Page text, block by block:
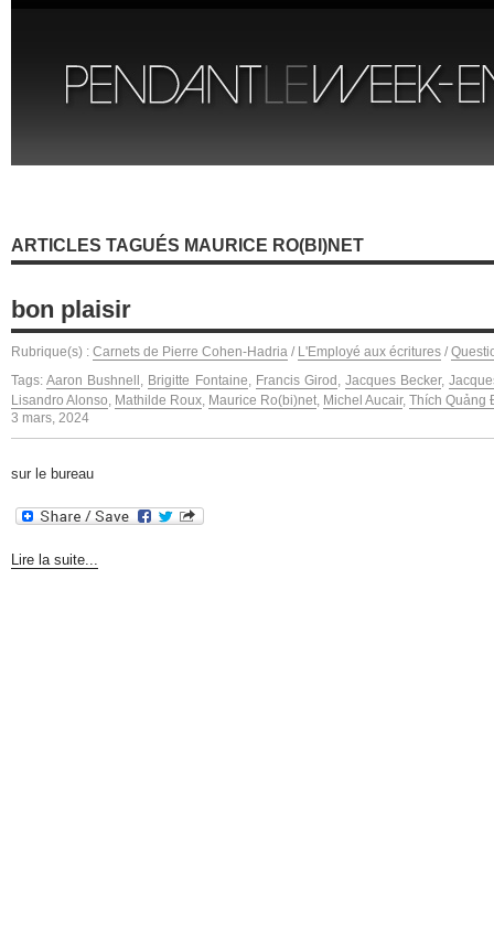
ARTICLES TAGUÉS MAURICE RO(BI)NET
bon plaisir
Rubrique(s) : Carnets de Pierre Cohen-Hadria / L'Employé aux écritures /
Tags:Aaron Bushnell , Brigitte Fontaine, Francis Girod , Jacques Becker,
Lisandro Alonso, Mathilde Roux, Maurice Ro(bi)net, Michel Aucair, Thích Quảng
3 mars, 2024
sur le bureau
Lire la suite...